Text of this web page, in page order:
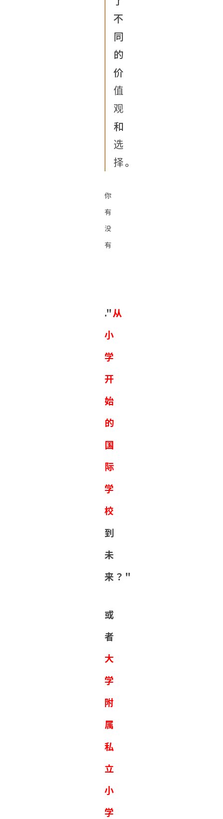
不
同
的
价
值
观
和
选
择。
你
有
没
有
."从
小
学
开
始
的
国
际
学
校
到
未
来？"
或
者
大
学
附
属
私
立
小
学